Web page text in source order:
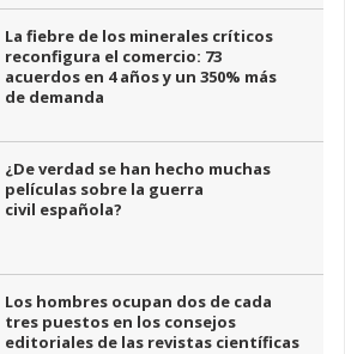
La fiebre de los minerales críticos
reconfigura el comercio: 73
acuerdos en 4 años y un 350% más
de demanda
¿De verdad se han hecho muchas
películas sobre la guerra
civil española?
Los hombres ocupan dos de cada
tres puestos en los consejos
editoriales de las revistas científicas